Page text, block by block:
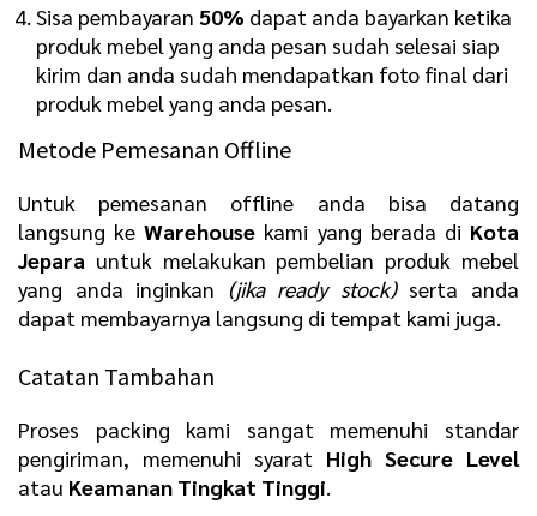
Sisa pembayaran 50% dapat anda bayarkan ketika
produk mebel yang anda pesan sudah selesai siap
kirim dan anda sudah mendapatkan foto final dari
produk mebel yang anda pesan.
Metode Pemesanan Offline
Untuk pemesanan offline anda bisa datang
langsung keWarehouse kami yang berada di Kota
Jepara untuk melakukan pembelian produk mebel
yang anda inginkan (jika ready stock)serta anda
dapat membayarnya langsung di tempat kami juga.
Catatan Tambahan
Proses packing kami sangat memenuhi standar
pengiriman, memenuhi syarat High Secure Level
atau Keamanan Tingkat Tinggi.